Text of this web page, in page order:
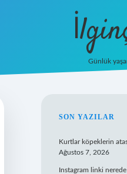
Günlük
SON YAZILAR
Kurtlar köpeklerin
Ağustos 7, 2026
Instagram linki nerede